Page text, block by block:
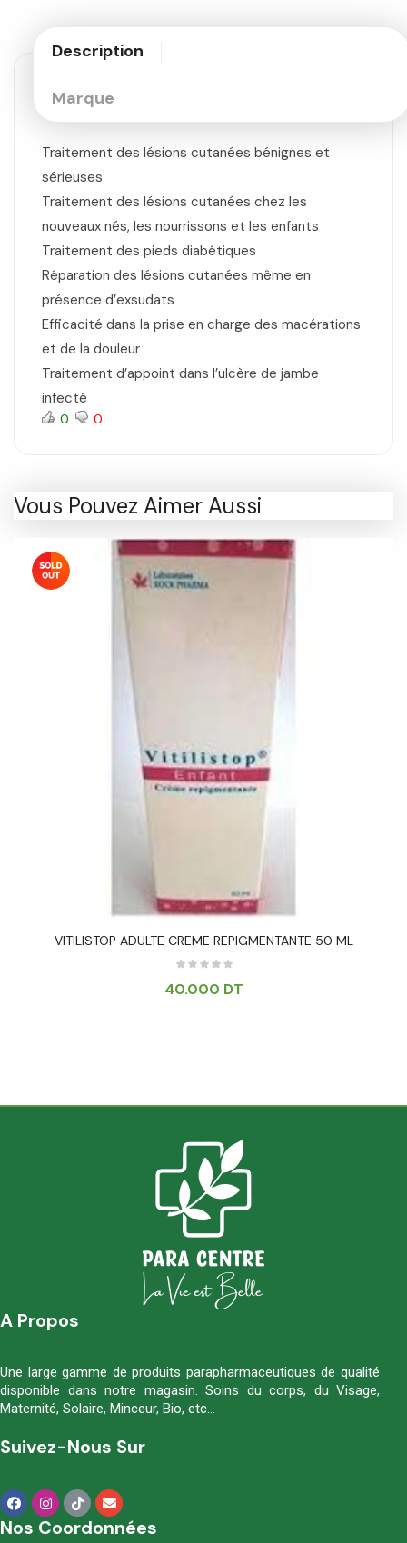
Description
Marque
Traitement des lésions cutanées bénignes et
sérieuses
Traitement des lésions cutanées chez les
nouveaux nés, les nourrissons et les enfants
Traitement des pieds diabétiques
Réparation des lésions cutanées même en
présence d’exsudats
Efficacité dans la prise en charge des macérations
et de la douleur
Traitement d’appoint dans l’ulcère de jambe
infecté
0 0
Vous Pouvez Aimer Aussi
VITILISTOP ADULTE CREME REPIGMENTANTE 50 ML
40.000 DT
A Propos
Une large gamme de produits parapharmaceutiques de qualité
disponible dans notre magasin. Soins du corps, du Visage,
Maternité, Solaire, Minceur, Bio, etc…
Suivez-Nous Sur
Nos Coordonnées